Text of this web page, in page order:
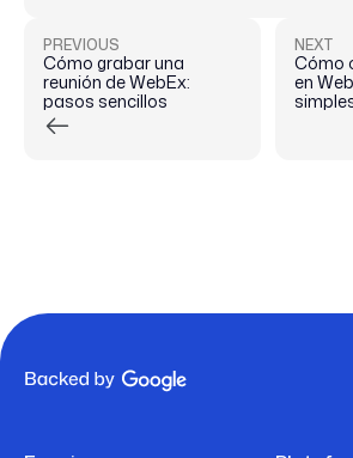
PREVIOUS
Cómo grabar una
reunión de WebEx:
pasos sencillos
NEXT
Cómo
en